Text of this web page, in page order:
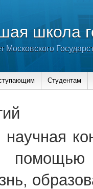
школа
Московского
Студентам